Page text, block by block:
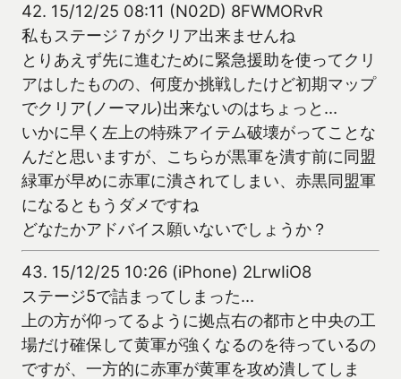
42. 15/12/25 08:11 (N02D) 8FWMORvR
私もステージ７がクリア出来ませんね
とりあえず先に進むために緊急援助を使ってクリ
アはしたものの、何度か挑戦したけど初期マップ
でクリア(ノーマル)出来ないのはちょっと…
いかに早く左上の特殊アイテム破壊がってことな
んだと思いますが、こちらが黒軍を潰す前に同盟
緑軍が早めに赤軍に潰されてしまい、赤黒同盟軍
になるともうダメですね
どなたかアドバイス願いないでしょうか？
43. 15/12/25 10:26 (iPhone) 2LrwIiO8
ステージ5で詰まってしまった…
上の方が仰ってるように拠点右の都市と中央の工
場だけ確保して黄軍が強くなるのを待っているの
ですが、一方的に赤軍が黄軍を攻め潰してしま